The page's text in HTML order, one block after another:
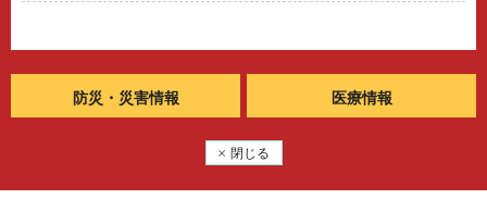
防災・ 災害情報 医療情報
閉じる